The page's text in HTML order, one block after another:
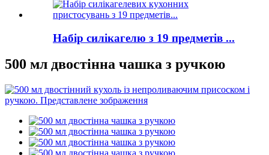
Набір силікагелю з 19 предметів ...
500 мл двостінна чашка з ручкою